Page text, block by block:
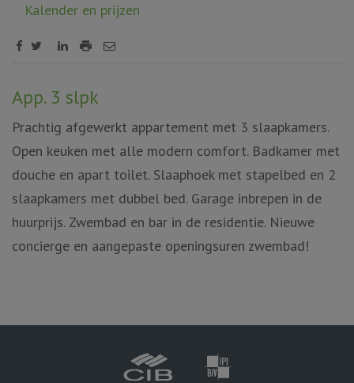
Kalender en prijzen
Omschrijving
App. 3 slpk
Prachtig afgewerkt appartement met 3 slaapkamers.
Open keuken met alle modern comfort. Badkamer met
douche en apart toilet. Slaaphoek met stapelbed en 2
slaapkamers met dubbel bed. Garage inbrepen in de
huurprijs. Zwembad en bar in de residentie. Nieuwe
concierge en aangepaste openingsuren zwembad!